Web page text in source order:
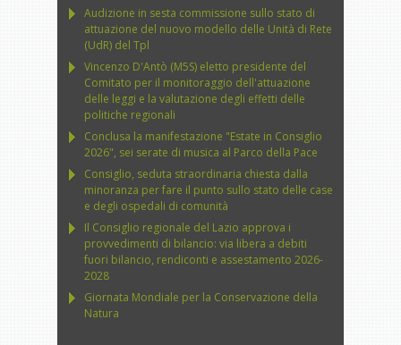
Audizione in sesta commissione sullo stato di
attuazione del nuovo modello delle Unità di Rete
(UdR) del Tpl
Vincenzo D'Antò (M5S) eletto presidente del
Comitato per il monitoraggio dell'attuazione
delle leggi e la valutazione degli effetti delle
politiche regionali
Conclusa la manifestazione "Estate in Consiglio
2026", sei serate di musica al Parco della Pace
Consiglio, seduta straordinaria chiesta dalla
minoranza per fare il punto sullo stato delle case
e degli ospedali di comunità
Il Consiglio regionale del Lazio approva i
provvedimenti di bilancio: via libera a debiti
fuori bilancio, rendiconti e assestamento 2026-
2028
Giornata Mondiale per la Conservazione della
Natura